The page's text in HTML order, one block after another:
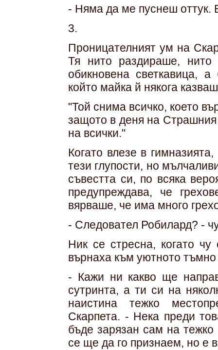
- Няма да ме пуснеш оттук.
3.
Проницателният ум на
Тя нито раздираше, нито
обикновена светкавица,
който майка й някога
"Той снима всичко, което
защото в деня на
на всички."
Когато влезе в
тези глупости, но
съвестта си, по всяка
предупреждава, че
вярваше, че има много
- Следовател Робилард? -
Ник се стресна, когато
върнаха към уютното тъмно
- Кажи ни какво ще
сутринта, а ти си на
наистина тежко
Скарпета. - Нека преди
бъде зарязан сам на
се ще да го признаем, но е